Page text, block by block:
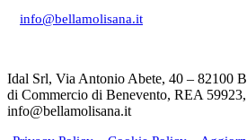
info@bellamolisana.it
Idal Srl, Via Antonio Abete, 40 – 82100
di Commercio di Benevento, REA
info@bellamolisana.it